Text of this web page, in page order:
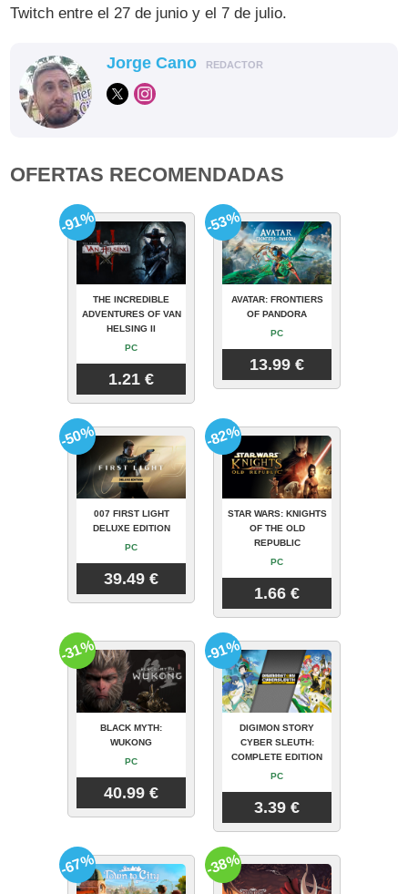
Twitch entre el 27 de junio y el 7 de julio.
Jorge Cano REDACTOR
OFERTAS RECOMENDADAS
THE INCREDIBLE
ADVENTURES OF VAN
HELSING II
PC
1.21 €
-91%
AVATAR: FRONTIERS
OF PANDORA
PC
13.99 €
-53%
007 FIRST LIGHT
DELUXE EDITION
PC
39.49 €
-50%
STAR WARS: KNIGHTS
OF THE OLD
REPUBLIC
PC
1.66 €
-82%
BLACK MYTH:
WUKONG
PC
40.99 €
-31%
DIGIMON STORY
CYBER SLEUTH:
COMPLETE EDITION
PC
3.39 €
-91%
-67% -38%